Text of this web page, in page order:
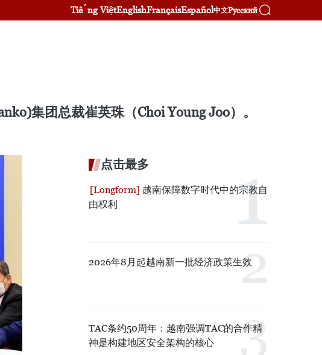
Tiếng ViệtEnglishFrançaisEspañol中文Русский
集团总裁崔英珠（Choi Young Joo）。
点击最多
越南保障数字时代中的宗教自
由权利
2026年8月起越南新一批经济政策生效
TAC条约50周年：越南强调TAC的合作精
神是构建地区安全架构的核心